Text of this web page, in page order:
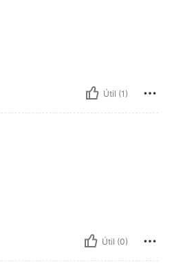
Útil (1)
Útil (0)